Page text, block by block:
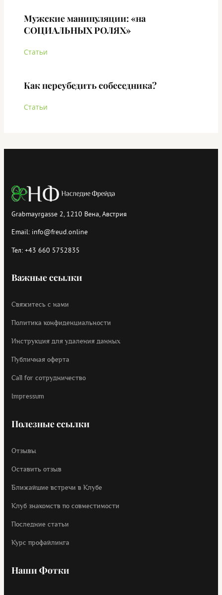
Мужские манипуляции: «на
СОЦИАЛЬНЫХ РОЛЯХ»
Статьи
Как переубедить собеседника?
Статьи
Grabmayrgasse 2, 1210 Вена, Австрия
Email: info@freud.online
Тел: +43 660 5752835
Важные ссылки
Свяжитесь с нами
Политика конфиденциальности
Инструкция для удаления данных
Публичная оферта
Call for cотрудничество
Impressum
Полезные ссылки
Отзывы
Оставить отзыв
Ближайшие встречи в Клубе
Клуб знакомств по совместимости
Последние статьи
Курс профайлинга
Наши Фотки